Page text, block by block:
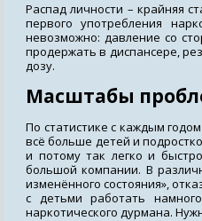
Распад личности – крайняя
первого употребления
невозможно: давление со
продержать в диспансере,
дозу.
Масштабы
По статистике с каждым
всё больше детей и
и потому так легко и
большой компании. В
изменённого состояния»,
с детьми работать
наркотического дурмана.